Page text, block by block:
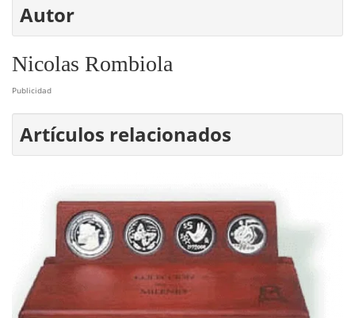
Autor
Nicolas Rombiola
Publicidad
Artículos relacionados